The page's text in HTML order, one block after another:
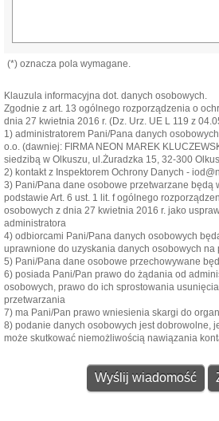
(*) oznacza pola wymagane.
Klauzula informacyjna dot. danych osobowych.
Zgodnie z art. 13 ogólnego rozporządzenia o
dnia 27 kwietnia 2016 r. (Dz. Urz. UE L 119 z
1) administratorem Pani/Pana danych
o.o. (dawniej: FIRMA NEON MAREK
siedzibą w Olkuszu, ul.Żuradzka 15, 32-300
2) kontakt z Inspektorem Ochrony Danych -
3) Pani/Pana dane osobowe przetwarzane będą
podstawie Art. 6 ust. 1 lit. f ogólnego
osobowych z dnia 27 kwietnia 2016 r. jako
administratora
4) odbiorcami Pani/Pana danych osobowych
uprawnione do uzyskania danych osobowych
5) Pani/Pana dane osobowe przechowywane
6) posiada Pani/Pan prawo do żądania od
osobowych, prawo do ich sprostowania
przetwarzania
7) ma Pani/Pan prawo wniesienia skargi do
8) podanie danych osobowych jest dobrowolne,
może skutkować niemożliwością nawiązania